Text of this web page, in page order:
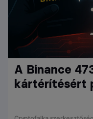
A Binance
kártérítésért